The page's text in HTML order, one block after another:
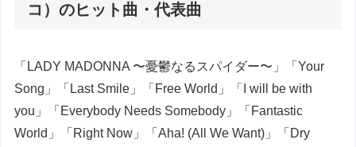
コ）のヒット曲・代表曲
「LADY MADONNA 〜憂鬱なるスパイダー〜」「Your
Song」「Last Smile」「Free World」「I will be with
you」「Everybody Needs Somebody」「Fantastic
World」「Right Now」「Aha! (All We Want)」「Dry